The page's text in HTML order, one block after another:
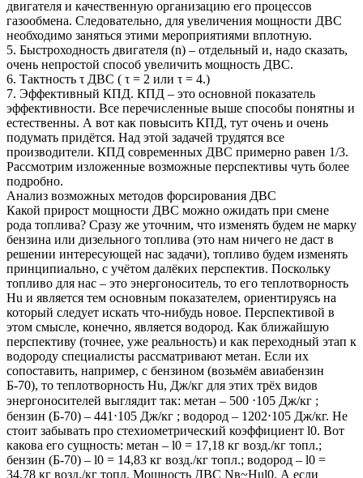
двигателя и качественную организацию его процессов
газообмена. Следовательно, для увеличения мощности ДВС
необходимо заняться этими мероприятиями вплотную.
5. Быстроходность двигателя (n) – отдельный и, надо сказать,
очень непростой способ увеличить мощность ДВС.
6. Тактность τ ДВС ( τ = 2 или τ = 4.)
7. Эффективный КПД. КПД – это основной показатель
эффективности. Все перечисленные выше способы понятны и
естественны. А вот как повысить КПД, тут очень и очень
подумать придётся. Над этой задачей трудятся все
производители. КПД современных ДВС примерно равен 1/3.
Рассмотрим изложенные возможные перспективы чуть более
подробно.
Анализ возможных методов форсирования ДВС
Какой прирост мощности ДВС можно ожидать при смене
рода топлива? Сразу же уточним, что изменять будем не марку
бензина или дизельного топлива (это нам ничего не даст в
решении интересующей нас задачи), топливо будем изменять
принципиально, с учётом далёких перспектив. Поскольку
топливо для нас – это энергоноситель, то его теплотворность
Нu и является тем основным показателем, ориентируясь на
который следует искать что-нибудь новое. Перспективой в
этом смысле, конечно, является водород. Как ближайшую
перспективу (точнее, уже реальность) и как переходный этап к
водороду специалисты рассматривают метан. Если их
сопоставить, например, с бензином (возьмём авиабензин
Б-70), то теплотворность Нu, Дж/кг для этих трёх видов
энергоносителей выглядит так: метан – 500 ⋅105 Дж/кг ;
бензин (Б-70) – 441⋅105 Дж/кг ; водород – 1202⋅105 Дж/кг. Не
стоит забывать про стехиометрический коэффициент l0. Вот
какова его сущность: метан – l0 = 17,18 кг возд./кг топл.;
бензин (Б-70) – l0 = 14,83 кг возд./кг топл.; водород – l0 =
34,78 кг возд./кг топл. Мощность ДВС Nв~Hul0. А если